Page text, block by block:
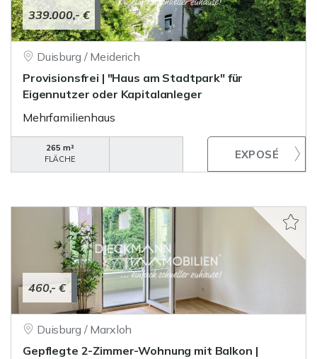
339.000,- €
Duisburg / Meiderich
Provisionsfrei | "Haus am Stadtpark" für
Eigennutzer oder Kapitalanleger
Mehrfamilienhaus
265 m²
FLÄCHE
460,- €
Duisburg / Marxloh
Gepflegte 2-Zimmer-Wohnung mit Balkon |